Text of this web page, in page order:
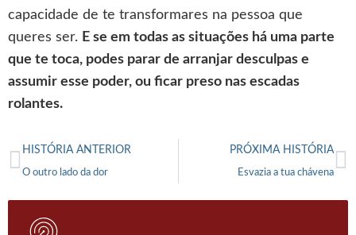
capacidade de te transformares na pessoa que
queres ser. E se em todas as situações há uma parte
que te toca, podes parar de arranjar desculpas e
assumir esse poder, ou ficar preso nas escadas
rolantes.
HISTÓRIA ANTERIOR
O outro lado da dor
PRÓXIMA HISTÓRIA
Esvazia a tua chávena